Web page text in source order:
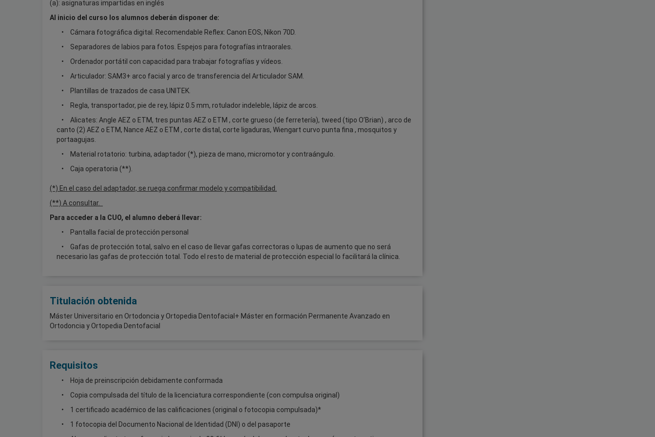
(a): asignaturas impartidas en inglés
Al inicio del curso los alumnos deberán disponer de:
Cámara fotográfica digital. Recomendable Reflex: Canon EOS, Nikon 70D.
Separadores de labios para fotos. Espejos para fotografías intraorales.
Ordenador portátil con capacidad para trabajar fotografías y vídeos.
Articulador: SAM3+ arco facial y arco de transferencia del Articulador SAM.
Plantillas de trazados de casa UNITEK.
Regla, transportador, pie de rey, lápiz 0.5 mm, rotulador indeleble, lápiz de arcos.
Alicates: Angle AEZ o ETM, tres puntas AEZ o ETM , corte grueso (de ferretería), tweed (tipo O’Brian) , arco de
canto (2) AEZ o ETM, Nance AEZ o ETM , corte distal, corte ligaduras, Wiengart curvo punta fina , mosquitos y
portaagujas.
Material rotatorio: turbina, adaptador (*), pieza de mano, micromotor y contraángulo.
Caja operatoria (**).
(*) En el caso del adaptador, se ruega confirmar modelo y compatibilidad.
(**) A consultar.
Para acceder a la CUO, el alumno deberá llevar:
Pantalla facial de protección personal
Gafas de protección total, salvo en el caso de llevar gafas correctoras o lupas de aumento que no será
necesario las gafas de protección total. Todo el resto de material de protección especial lo facilitará la clínica.
Titulación obtenida
Máster Universitario en Ortodoncia y Ortopedia Dentofacial+ Máster en formación Permanente Avanzado en
Ortodoncia y Ortopedia Dentofacial
Requisitos
Hoja de preinscripción debidamente conformada
Copia compulsada del título de la licenciatura correspondiente (con compulsa original)
1 certificado académico de las calificaciones (original o fotocopia compulsada)*
1 fotocopia del Documento Nacional de Identidad (DNI) o del pasaporte